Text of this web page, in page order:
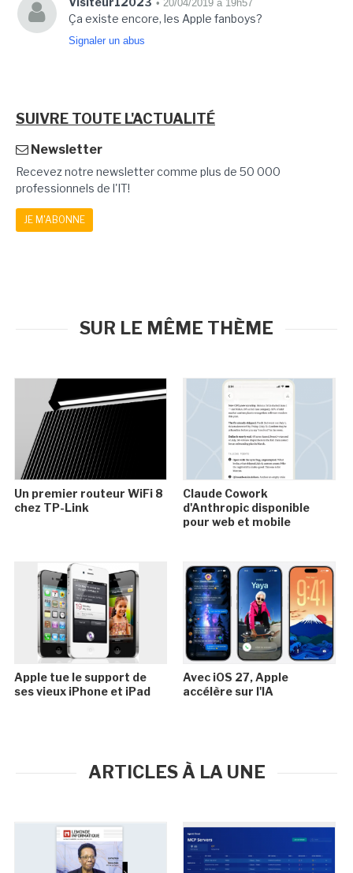
• 20/04/2019 à 19h57
Ça existe encore, les Apple fanboys?
Signaler un abus
SUIVRE TOUTE L'ACTUALITÉ
Newsletter
Recevez notre newsletter comme plus de 50 000
professionnels de l'IT!
JE M'ABONNE
SUR LE MÊME THÈME
Un premier routeur WiFi 8
chez TP-Link
Claude Cowork
d'Anthropic disponible
pour web et mobile
Apple tue le support de
ses vieux iPhone et iPad
Avec iOS 27, Apple
accélère sur l'IA
ARTICLES À LA UNE